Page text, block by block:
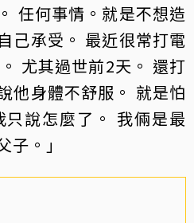
任何事情。就是不想造
己承受。 最近很常打電
尤其過世前2天。 還打
他身體不舒服。 就是怕
說怎麼了。 我倆是最
。」